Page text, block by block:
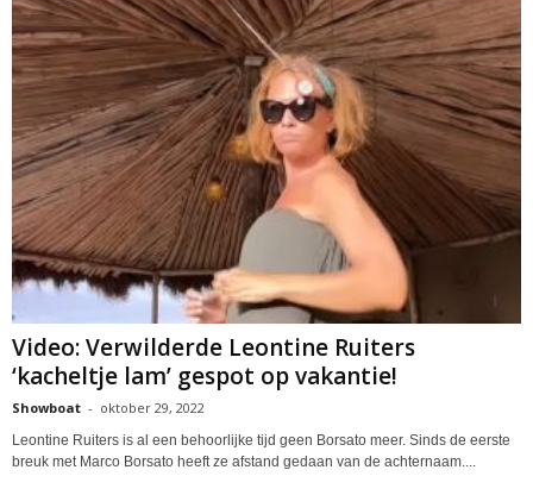
Video: Verwilderde Leontine Ruiters
‘kacheltje lam’ gespot op vakantie!
Showboat - oktober 29, 2022
Leontine Ruiters is al een behoorlijke tijd geen Borsato meer. Sinds de eerste
breuk met Marco Borsato heeft ze afstand gedaan van de achternaam....